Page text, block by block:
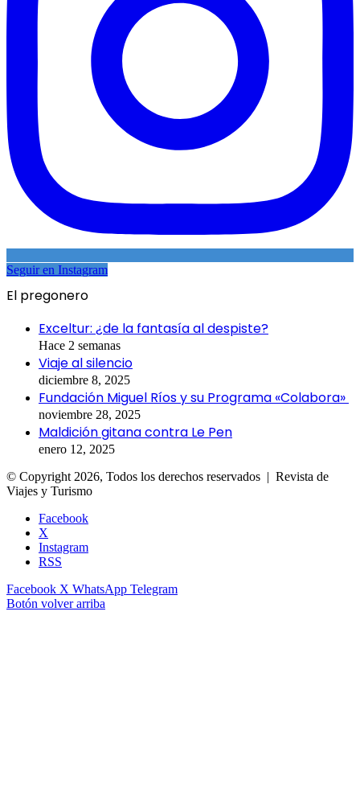
Seguir en Instagram
El pregonero
Exceltur: ¿de la fantasía al despiste?
Hace 2 semanas
Viaje al silencio
diciembre 8, 2025
Fundación Miguel Ríos y su Programa «Colabora»
noviembre 28, 2025
Maldición gitana contra Le Pen
enero 12, 2025
© Copyright 2026, Todos los derechos reservados | Revista de
Viajes y Turismo
Facebook
X
Instagram
RSS
Facebook X WhatsApp Telegram
Botón volver arriba